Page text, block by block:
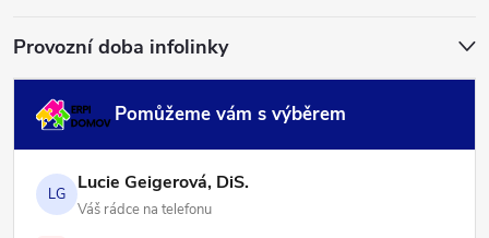
Provozní doba infolinky
Pomůžeme vám s výběrem
LG Lucie Geigerová, DiS.
Váš rádce na telefonu